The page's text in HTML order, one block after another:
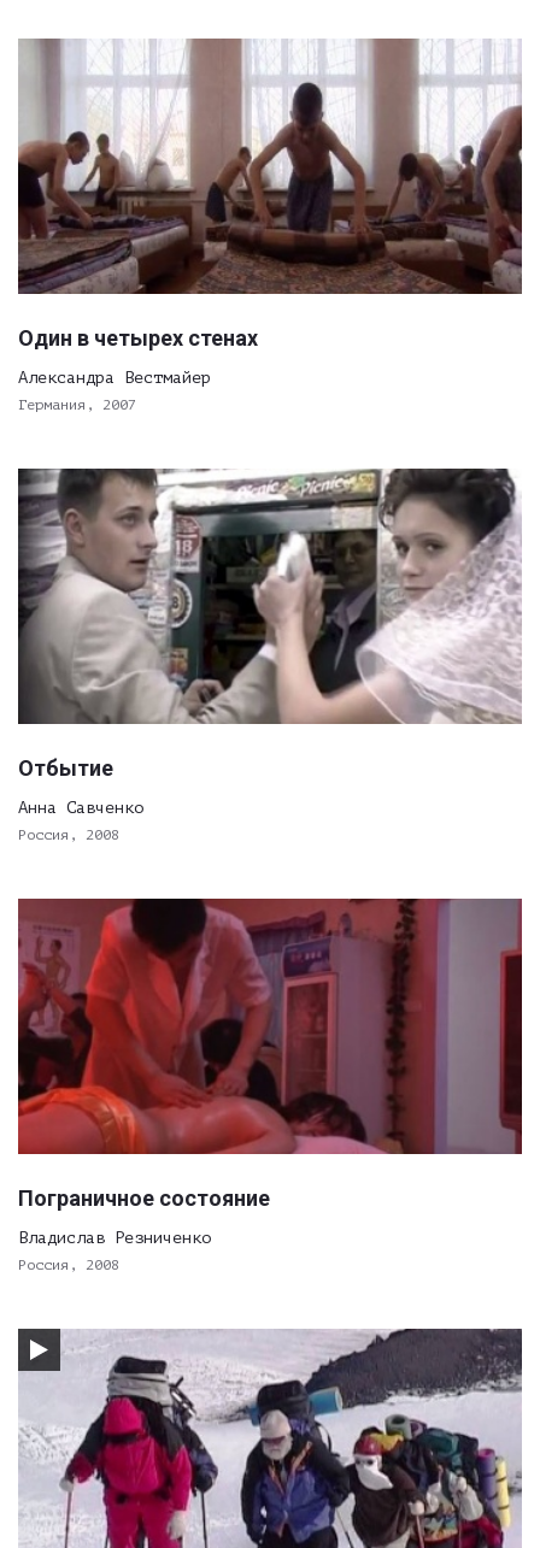
Один в четырех стенах
Александра Вестмайер
Германия, 2007
Отбытие
Анна Савченко
Россия, 2008
Пограничное состояние
Владислав Резниченко
Россия, 2008